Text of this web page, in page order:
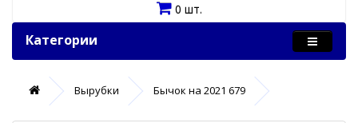
0 шт.
Категории
Вырубки Бычок на 2021 679